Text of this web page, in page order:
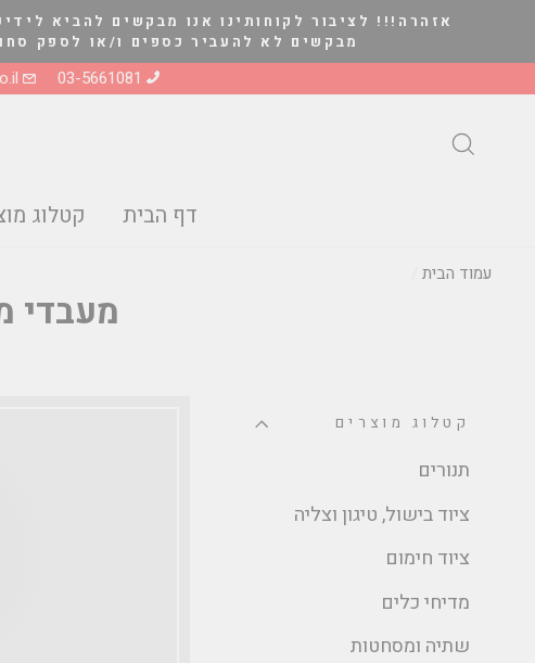
אזהרה!!! לציבור לקוחותינו אנו מבקשים להביא
מבקשים לא להעביר כספים ו/או לספק סחורה ללא
03-5661081
דף הבית קטלוג
עמוד הבית
מעבדי
קטלוג מוצרים
תנורים
ציוד בישול, טיגון וצליה
ציוד חימום
מדיחי כלים
שתיה ומסחטות